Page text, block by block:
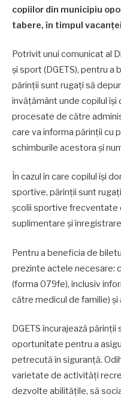
copiilor din municipiu
tabere, în timpul
Potrivit unui comunicat al
și sport (DGETS), pentru a
părinții sunt rugați să
învățământ unde copilul
procesate de către
care va informa părinții cu
schimburile acestora și
În cazul în care copilul își
sportive, părinții sunt
școlii sportive frecventate
suplimentare și
Pentru a beneficia de
prezinte actele necesare:
(forma 079fe), inclusiv
către medicul de familie)
DGETS încurajează
oportunitate pentru a
petrecută în siguranță.
varietate de activități
dezvolte abilitățile, să